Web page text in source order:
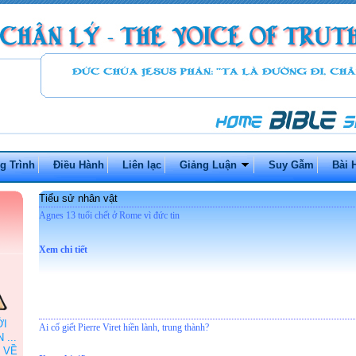
Trình Điều Hành Liên lạc Giảng Luận Suy Gẫm Bài
...
VỀ
Tiểu sử nhân vật
Agnes 13 tuổi chết ở Rome vì đức tin
Xem chi tiết
Ai cố giết Pierre Viret hiền lành, trung thành?